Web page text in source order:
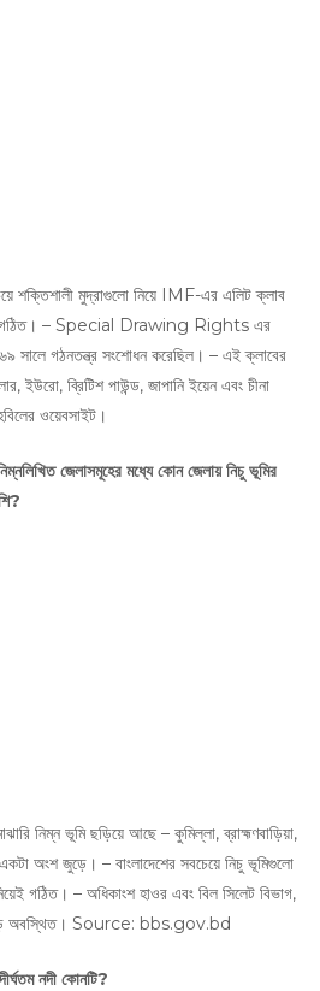
শক্তিশালী মুদ্রাগুলো নিয়ে IMF-এর এলিট ক্লাব
– Special Drawing Rights এর
সালে গঠনতন্ত্র সংশোধন করেছিল। – এই ক্লাবের
ইউরো, ব্রিটিশ পাউন্ড, জাপানি ইয়েন এবং চীনা
ওয়েবসাইট।
জেলাসমূহের মধ্যে কোন জেলায় নিচু ভূমির
নিম্ন ভূমি ছড়িয়ে আছে – কুমিল্লা, ব্রাহ্মণবাড়িয়া,
অংশ জুড়ে। – বাংলাদেশের সবচেয়ে নিচু ভূমিগুলো
গঠিত। – অধিকাংশ হাওর এবং বিল সিলেট বিভাগ,
অবস্থিত। Source: bbs.gov.bd
নদী কোনটি?